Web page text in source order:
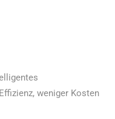
weniger Kosten